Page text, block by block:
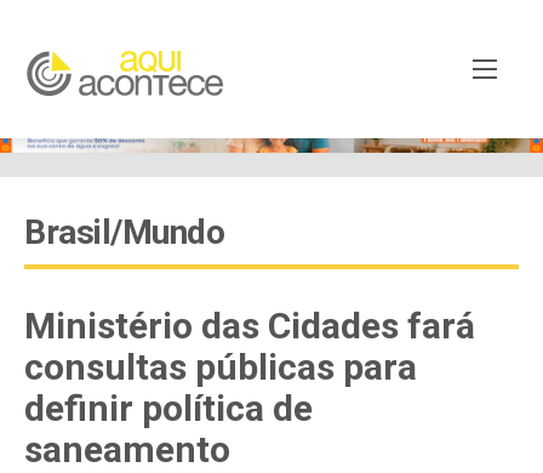
Brasil/Mundo
Ministério das Cidades fará
consultas públicas para
definir política de
saneamento